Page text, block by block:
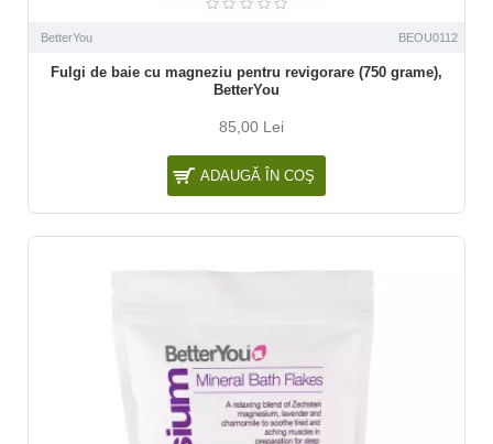
BetterYou BEOU0112
Fulgi de baie cu magneziu pentru revigorare (750 grame),
BetterYou
85,00 Lei
ADAUGĂ ÎN COŞ